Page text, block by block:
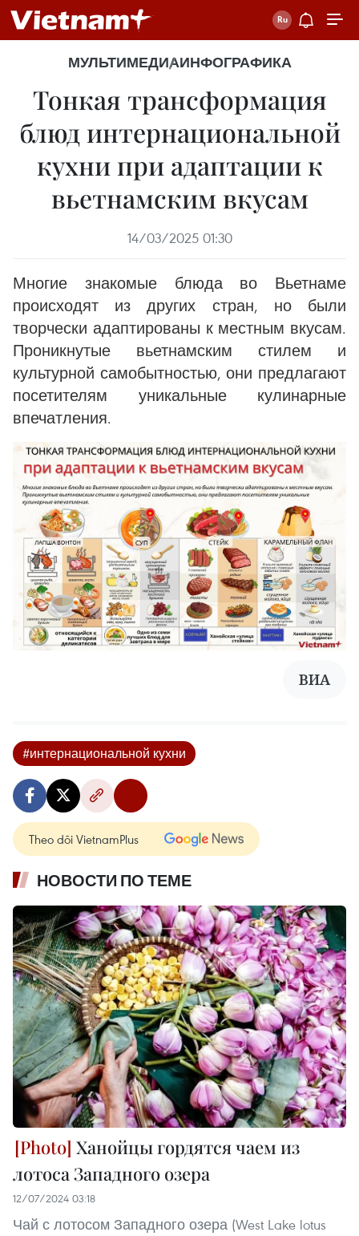
МУЛЬТИМЕДИАИНФОГРАФИКА
Тонкая трансформация
блюд интернациональной
кухни при адаптации к
вьетнамским вкусам
14/03/2025 01:30
Многие знакомые блюда во Вьетнаме
происходят из других стран, но были
творчески адаптированы к местным вкусам.
Проникнутые вьетнамским стилем и
культурной самобытностью, они предлагают
посетителям уникальные кулинарные
впечатления.
ВИА
#интернациональной кухни
Theo dõi VietnamPlus
НОВОСТИ ПО ТЕМЕ
Ханойцы гордятся чаем из
лотоса Западного озера
12/07/2024 03:18
Чай с лотосом Западного озера (West Lake lotus